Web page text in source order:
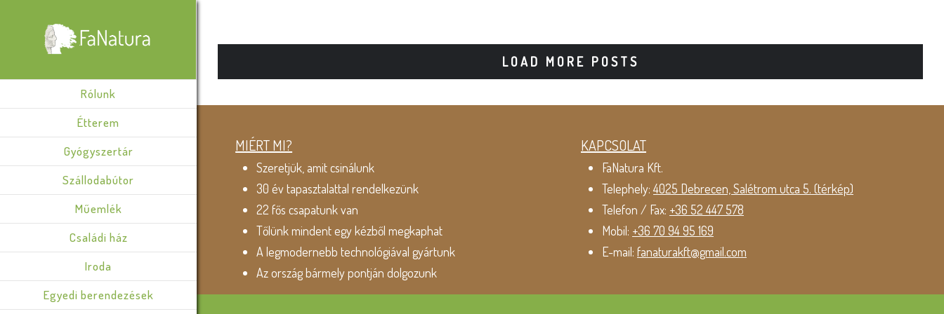
Rólunk
Étterem
Gyógyszertár
Szállodabútor
Műemlék
Családi ház
Iroda
Egyedi berendezések
LOAD MORE POSTS
MIÉRT MI?
Szeretjük, amit csinálunk
30 év tapasztalattal rendelkezünk
22 fős csapatunk van
Tőlünk mindent egy kézből megkaphat
A legmodernebb technológiával gyártunk
Az ország bármely pontján dolgozunk
KAPCSOLAT
FaNatura Kft.
Telephely:4025 Debrecen, Salétrom utca 5. (térkép)
Telefon / Fax: +36 52 447 578
Mobil: +36 70 94 95 169
E-mail: fanaturakft@gmail.com